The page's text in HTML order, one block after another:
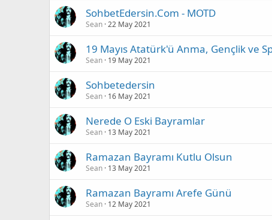
SohbetEdersin.Com - MOTD
Sean 22 May 2021
19 Mayıs Atatürk'ü Anma, Gençlik ve
Sean 19 May 2021
Sohbetedersin
Sean 16 May 2021
Nerede O Eski Bayramlar
Sean 13 May 2021
Ramazan Bayramı Kutlu Olsun
Sean 13 May 2021
Ramazan Bayramı Arefe Günü
Sean 12 May 2021